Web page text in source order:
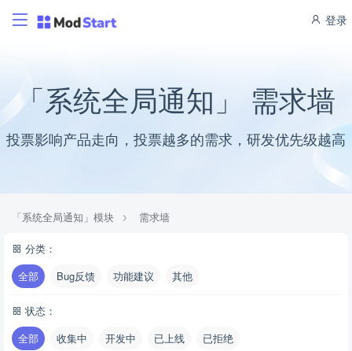
登录
「系统全局通知」 需求墙
投票影响产品走向，投票越多的需求，研发优先级越高
「系统全局通知」模块 需求墙
分类：
全部
Bug反馈 功能建议 其他
状态：
全部
收集中 开发中 已上线 已拒绝